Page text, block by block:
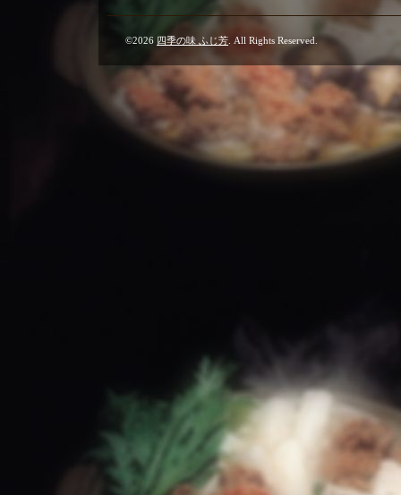
©2026 四季の味 ふじ芳 . All Rights Reserved.